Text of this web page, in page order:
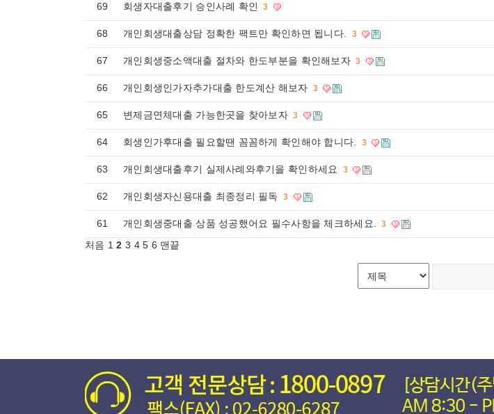
69 회생자대출후기 승인사례 확인 3
68 개인회생대출상담 정확한 팩트만 확인하면 됩니다. 3
67 개인회생중소액대출 절차와 한도부분을 확인해보자 3
66 개인회생인가자추가대출 한도계산 해보자 3
65 변제금연체대출 가능한곳을 찾아보자 3
64 회생인가후대출 필요할땐 꼼꼼하게 확인해야 합니다. 3
63 개인회생대출후기 실제사례와후기을 확인하세요 3
62 개인회생자신용대출 최종정리 필독 3
61 개인회생중대출 상품 성공했어요 필수사항을 체크하세요. 3
처음 1 2 3 4 5 6 맨끝